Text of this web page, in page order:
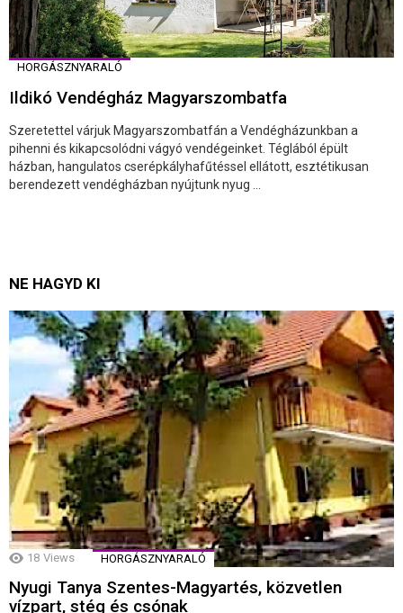
HORGÁSZNYARALÓ
Ildikó Vendégház Magyarszombatfa
Szeretettel várjuk Magyarszombatfán a Vendégházunkban a
pihenni és kikapcsolódni vágyó vendégeinket. Téglából épült
házban, hangulatos cserépkályhafűtéssel ellátott, esztétikusan
berendezett vendégházban nyújtunk nyug ...
NE HAGYD KI
18 Views HORGÁSZNYARALÓ
Nyugi Tanya Szentes-Magyartés, közvetlen
vízpart, stég és csónak